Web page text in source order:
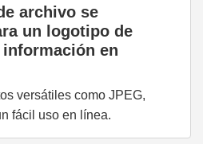
archivo se
un logotipo de
en
versátiles como JPEG,
fácil uso en línea.